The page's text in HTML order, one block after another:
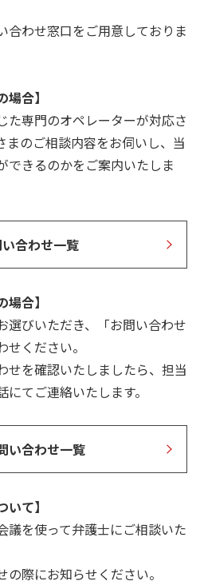
合わせ窓口をご用意しておりま
場合】
た専門のオペレーターが対応さ
まのご相談内容をお伺いし、当
できるのかをご案内いたしま
合わせ一覧
場合】
選びいただき、「お問い合わせ
ください。
せを確認いたしましたら、担当
てご連絡いたします。
い合わせ一覧
いて】
議を使って弁護士にご相談いた
際にお知らせください。